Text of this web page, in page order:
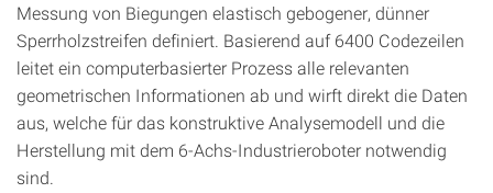
Messung von Biegungen elastisch gebogener, dünner
Sperrholzstreifen definiert. Basierend auf 6400 Codezeilen
leitet ein computerbasierter Prozess alle relevanten
geometrischen Informationen ab und wirft direkt die Daten
aus, welche für das konstruktive Analysemodell und die
Herstellung mit dem 6-Achs-Industrieroboter notwendig
sind.